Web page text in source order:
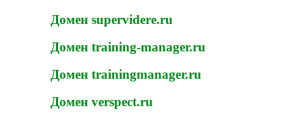
Домен supervidere.ru
Домен training-manager.ru
Домен trainingmanager.ru
Домен verspect.ru